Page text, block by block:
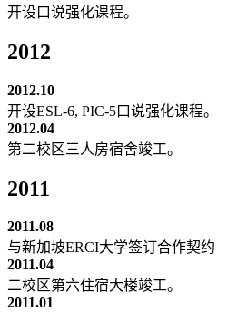
开设口说强化课程。
2012
2012.10
开设ESL-6, PIC-5口说强化课程。
2012.04
第二校区三人房宿舍竣工。
2011
2011.08
与新加坡ERCI大学签订合作契约
2011.04
二校区第六住宿大楼竣工。
2011.01